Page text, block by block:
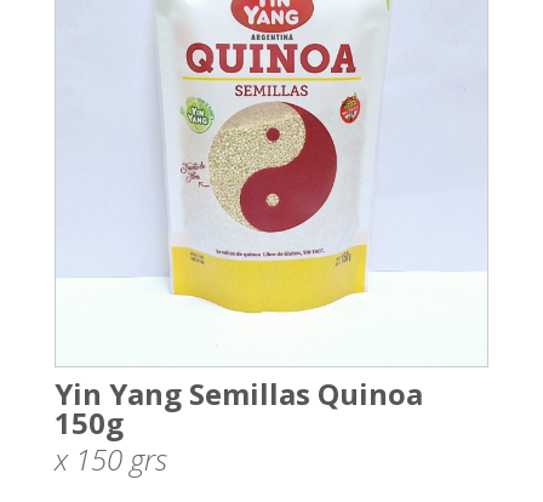
Yin Yang Semillas Quinoa
150g
x 150 grs